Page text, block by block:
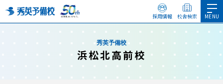
採用情報 校舎検索
秀英予備校
浜松北高前校